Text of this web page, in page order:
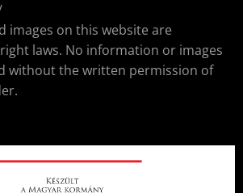
images on this website are
laws. No information or images
without the written permission of